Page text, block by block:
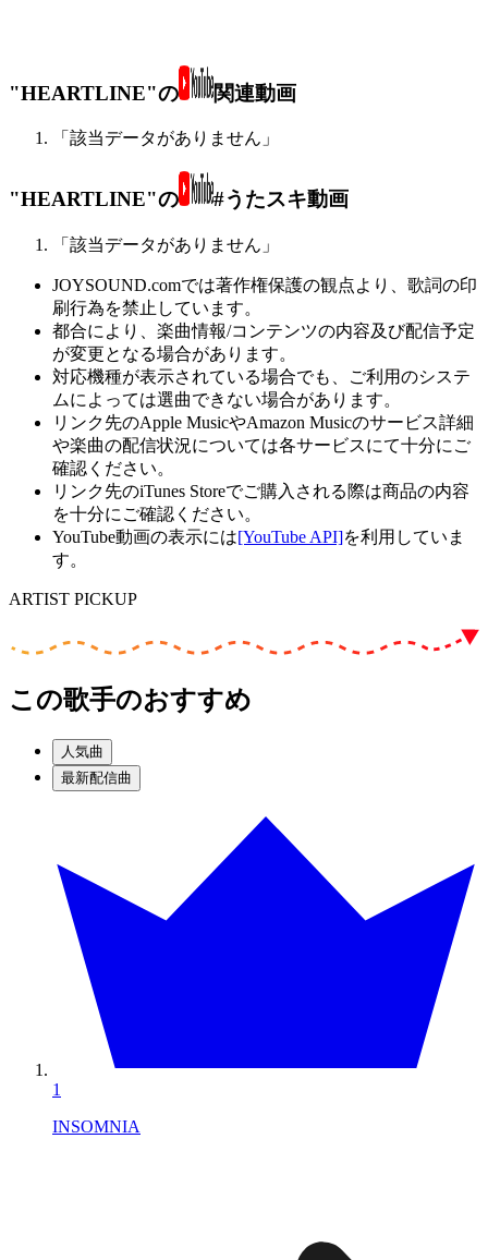
"HEARTLINE"の 関連動画
「該当データがありません」
"HEARTLINE"の #うたスキ動画
「該当データがありません」
JOYSOUND.comでは著作権保護の観点より、歌詞の印
刷行為を禁止しています。
都合により、楽曲情報/コンテンツの内容及び配信予定
が変更となる場合があります。
対応機種が表示されている場合でも、ご利用のシステ
ムによっては選曲できない場合があります。
リンク先のApple MusicやAmazon Musicのサービス詳細
や楽曲の配信状況については各サービスにて十分にご
確認ください。
リンク先のiTunes Storeでご購入される際は商品の内容
を十分にご確認ください。
YouTube動画の表示には[YouTube API]を利用していま
す。
ARTIST PICKUP
この歌手のおすすめ
人気曲
最新配信曲
1
INSOMNIA